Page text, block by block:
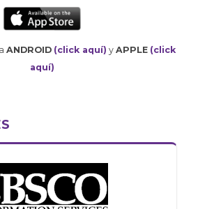
ANDROID (click aquí) y APPLE (click
aquí)